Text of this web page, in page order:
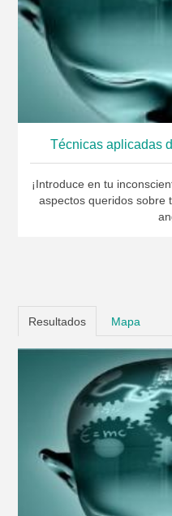
Técnicas aplicadas
¡Introduce en tu
aspectos queridos sobre
Resultados Mapa